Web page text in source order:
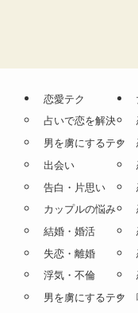
恋愛テク
占いで恋を解決
男を虜にするテク
出会い
告白・片思い
カップルの悩み
結婚・婚活
失恋・離婚
浮気・不倫
男を虜にするテク